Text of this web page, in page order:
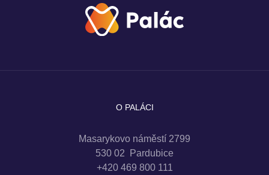
O PALÁCI
Masarykovo náměstí 2799
530 02 Pardubice
+420 469 800 111